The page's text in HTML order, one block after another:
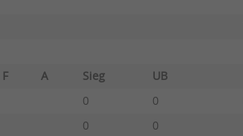
F A Sieg UB
0 0
0 0